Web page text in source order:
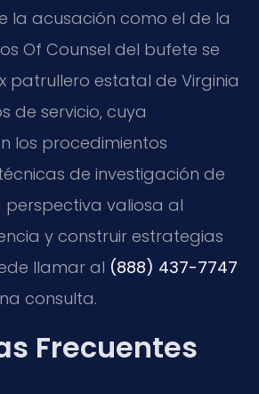
la acusación como el de la
Of Counsel del bufete se
patrullero estatal de Virginia
de servicio, cuya
los procedimientos
de investigación de
perspectiva valiosa al
y construir estrategias
llamar al (888) 437-7747
consulta.
Frecuentes